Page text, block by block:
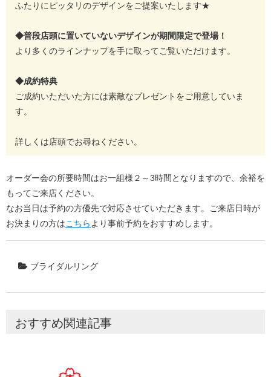
ふたりにピッタリのデザインをご提案いたします★
◆普段店頭に置いていないデザインが期間限定で登場！
より多くのラインナップを手に取ってご覧いただけます。
◆成約特典
ご成約いただいた方には素敵なプレゼントをご用意していま
す。
詳しくは店頭でお尋ねください。
オーダー会の所要時間はお一組様２～3時間となりますので、余裕を
もってご来店ください。
なお当日は予約の方優先で対応させていただきます。ご来店日時が
お決まりの方はこちら より事前予約をおすすめします。
ブライダルリング
おすすめ関連記事